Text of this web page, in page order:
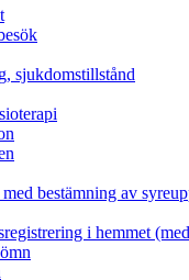
sjukdomstillstånd
bestämning av
i hemmet